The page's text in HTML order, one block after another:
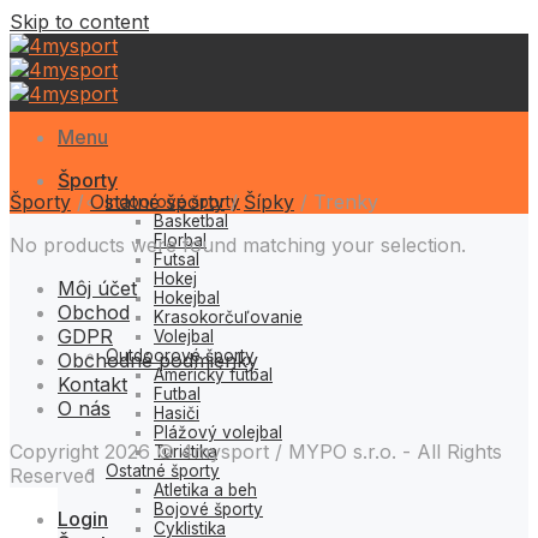
Skip to content
Menu
Športy
Indoorové športy
Basketbal
Florbal
Futsal
Hokej
Hokejbal
Krasokorčuľovanie
Volejbal
Outdoorové športy
Americký futbal
Futbal
Hasiči
Plážový volejbal
Turistika
Ostatné športy
Atletika a beh
Bojové športy
Cyklistika
Športy / Ostatné športy / Šípky / Trenky
No products were found matching your selection.
Môj účet
Obchod
GDPR
Obchodné podmienky
Kontakt
O nás
Copyright 2026 © 4mysport / MYPO s.r.o. - All Rights
Reserved
Login